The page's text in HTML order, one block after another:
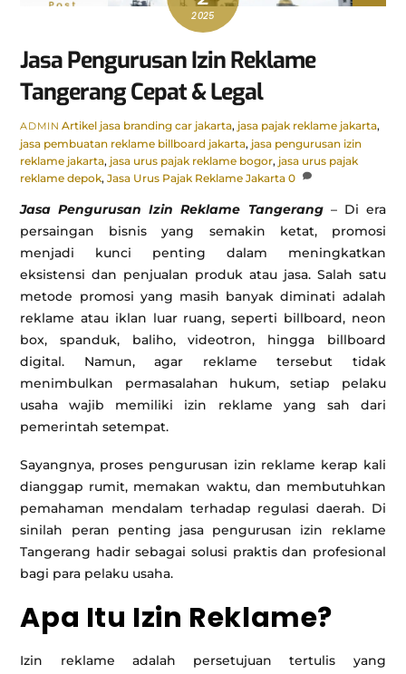
2025
Jasa Pengurusan Izin Reklame
Tangerang Cepat & Legal
ADMIN Artikel jasa branding car jakarta, jasa pajak reklame jakarta,
jasa pembuatan reklame billboard jakarta, jasa pengurusan izin
reklame jakarta, jasa urus pajak reklame bogor, jasa urus pajak
reklame depok,Jasa Urus Pajak Reklame Jakarta 0
Jasa Pengurusan Izin Reklame Tangerang– Di era
persaingan bisnis yang semakin ketat, promosi
menjadi kunci penting dalam meningkatkan
eksistensi dan penjualan produk atau jasa. Salah satu
metode promosi yang masih banyak diminati adalah
reklame atau iklan luar ruang, seperti billboard, neon
box, spanduk, baliho, videotron, hingga billboard
digital. Namun, agar reklame tersebut tidak
menimbulkan permasalahan hukum, setiap pelaku
usaha wajib memiliki izin reklame yang sah dari
pemerintah setempat.
Sayangnya, proses pengurusan izin reklame kerap kali
dianggap rumit, memakan waktu, dan membutuhkan
pemahaman mendalam terhadap regulasi daerah. Di
sinilah peran penting jasa pengurusan izin reklame
Tangerang hadir sebagai solusi praktis dan profesional
bagi para pelaku usaha.
Apa Itu Izin Reklame?
Izin reklame adalah persetujuan tertulis yang